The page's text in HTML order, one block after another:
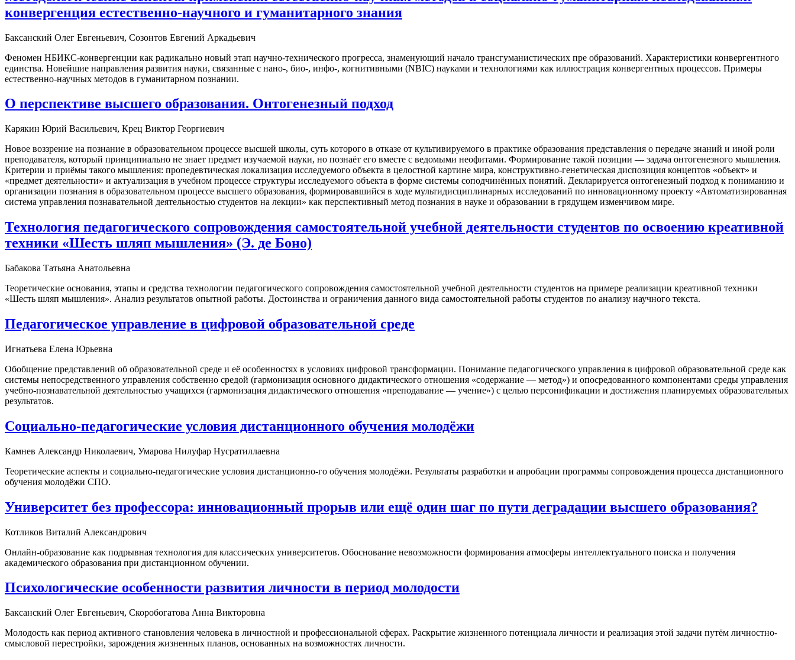
конвергенция естественно-научного и гуманитарного знания
Баксанский Олег Евгеньевич, Созонтов Евгений Аркадьевич
Феномен НБИКC-конвергенции как радикально новый этап научно-технического прогресса, знаменующий начало трансгуманистических пре образований. Характеристики конвергентного
единства. Новейшие направления развития науки, связанные с нано-, био-, инфо-, когнитивными (NBIC) науками и технологиями как иллюстрация конвергентных процессов. Примеры
естественно-научных методов в гуманитарном познании.
О перспективе высшего образования. Онтогенезный подход
Карякин Юрий Васильевич, Крец Виктор Георгиевич
Новое воззрение на познание в образовательном процессе высшей школы, суть которого в отказе от культивируемого в практике образования представления о передаче знаний и иной роли
преподавателя, который принципиально не знает предмет изучаемой науки, но познаёт его вместе с ведомыми неофитами. Формирование такой позиции — задача онтогенезного мышления.
Критерии и приёмы такого мышления: пропедевтическая локализация исследуемого объекта в целостной картине мира, конструктивно-генетическая диспозиция концептов «объект» и
«предмет деятельности» и актуализация в учебном процессе структуры исследуемого объекта в форме системы соподчинённых понятий. Декларируется онтогенезный подход к пониманию и
организации познания в образовательном процессе высшего образования, формировавшийся в ходе мультидисциплинарных исследований по инновационному проекту «Автоматизированная
система управления познавательной деятельностью студентов на лекции» как перспективный метод познания в науке и образовании в грядущем изменчивом мире.
Технология педагогического сопровождения самостоятельной учебной деятельности студентов по освоению креативной
техники «Шесть шляп мышления» (Э. де Боно)
Бабакова Татьяна Анатольевна
Теоретические основания, этапы и средства технологии педагогического сопровождения самостоятельной учебной деятельности студентов на примере реализации креативной техники
«Шесть шляп мышления». Анализ результатов опытной работы. Достоинства и ограничения данного вида самостоятельной работы студентов по анализу научного текста.
Педагогическое управление в цифровой образовательной среде
Игнатьева Елена Юрьевна
Обобщение представлений об образовательной среде и её особенностях в условиях цифровой трансформации. Понимание педагогического управления в цифровой образовательной среде как
системы непосредственного управления собственно средой (гармонизация основного дидактического отношения «содержание — метод») и опосредованного компонентами среды управления
учебно-познавательной деятельностью учащихся (гармонизация дидактического отношения «преподавание — учение») с целью персонификации и достижения планируемых образовательных
результатов.
Социально-педагогические условия дистанционного обучения молодёжи
Камнев Александр Николаевич, Умарова Нилуфар Нусратиллаевна
Теоретические аспекты и социально-педагогические условия дистанционно-го обучения молодёжи. Результаты разработки и апробации программы сопровождения процесса дистанционного
обучения молодёжи СПО.
Университет без профессора: инновационный прорыв или ещё один шаг по пути деградации высшего образования?
Котликов Виталий Александрович
Онлайн-образование как подрывная технология для классических университетов. Обоснование невозможности формирования атмосферы интеллектуального поиска и получения
академического образования при дистанционном обучении.
Психологические особенности развития личности в период молодости
Баксанский Олег Евгеньевич, Скоробогатова Анна Викторовна
Молодость как период активного становления человека в личностной и профессиональной сферах. Раскрытие жизненного потенциала личности и реализация этой задачи путём личностно-
смысловой перестройки, зарождения жизненных планов, основанных на возможностях личности.